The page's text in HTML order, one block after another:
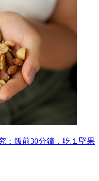
：飯前30分鐘，吃１堅果